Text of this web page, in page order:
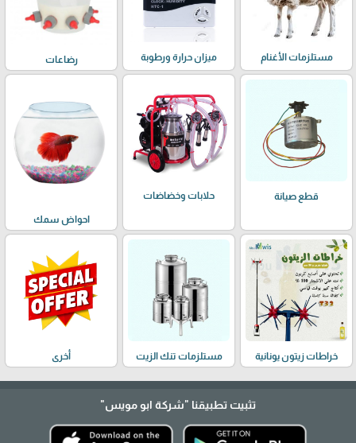
مستلزمات الأغنام ميزان حرارة ورطوبة رضاعات
قطع صيانة حلابات وخضاضات
احواض سمك
خراطات زيتون يونانية مستلزمات تنك الزيت أخرى
تثبيت تطبيقنا "شركة ابو مويس"